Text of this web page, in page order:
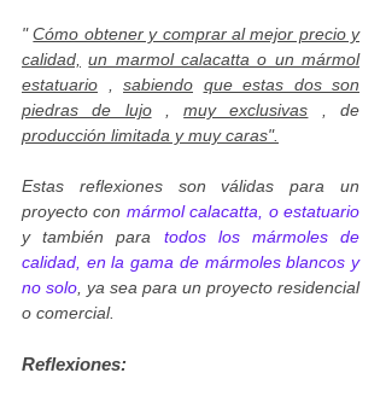
"Cómo obtener y comprar al mejor precio y
calidad,
un marmol calacatta o un mármol
estatuario
sabiendo que estas dos son
piedras de lujo,muy exclusivas , de
producción limitada y muy caras".
Estas reflexiones son válidas para un
proyecto con mármol calacatta, o estatuario
y también para todos los mármoles de
calidad, en la gama de mármoles blancos y
no solo , ya sea para un proyecto residencial
o comercial.
Reflexiones: